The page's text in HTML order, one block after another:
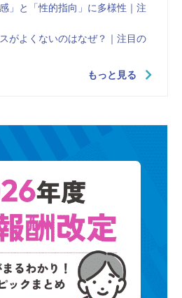
」と「性的指向」に多様性｜注
がよくないのはなぜ？｜注目の
もっと見る